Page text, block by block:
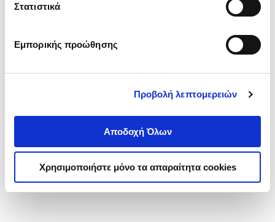
Στατιστικά
Εμπορικής προώθησης
Προβολή λεπτομερειών
Αποδοχή Όλων
Χρησιμοποιήστε μόνο τα απαραίτητα cookies